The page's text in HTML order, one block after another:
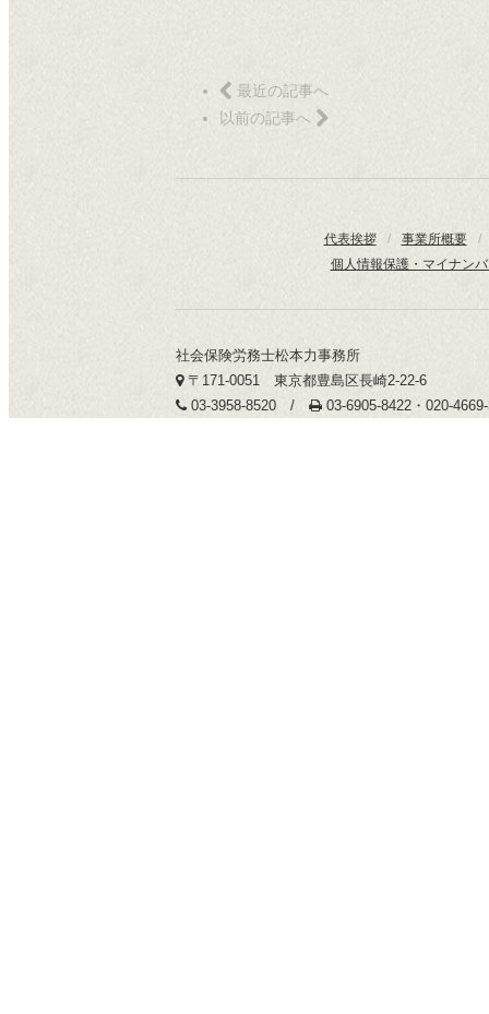
最近の記事へ
以前の記事へ
代表挨拶 / 事業所概要
/
個人情報保護・マイナン
社会保険労務士松本力事務所
〒171-0051 東京都豊島区長崎2-22-6
03-3958-8520 /
03-6905-8422・020-